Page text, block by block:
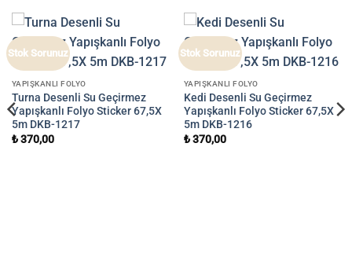
Stok Sorunuz
YAPIŞKANLI FOLYO
Turna Desenli Su Geçirmez
Yapışkanlı Folyo Sticker 67,5X
5m DKB-1217
₺370,00
Stok Sorunuz
YAPIŞKANLI FOLYO
Kedi Desenli Su Geçirmez
Yapışkanlı Folyo Sticker 67,5X
5m DKB-1216
₺370,00